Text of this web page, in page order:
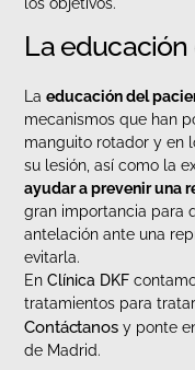
La
Laeducación del
mecanismos que han
manguito rotador y en
su lesión, así como la
ayudar a prevenir una
gran importancia para
antelación ante una
evitarla.
EnClínica DKF
tratamientos para
Contáctanosy ponte
de Madrid.